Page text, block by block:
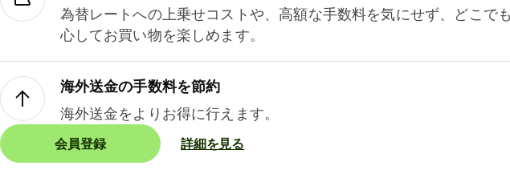
為替レートへの上乗せコストや、高額な手数料を気にせず、どこで
心してお買い物を楽しめます。
海外送金の手数料を節約
海外送金をよりお得に行えます。
会員登録 詳細を見る